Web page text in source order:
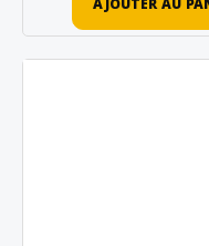
AJOUTER AU